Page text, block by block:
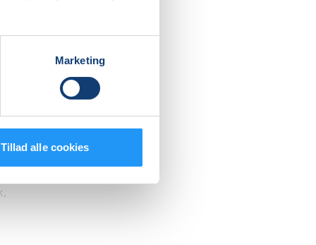
Marketing
Tillad alle cookies